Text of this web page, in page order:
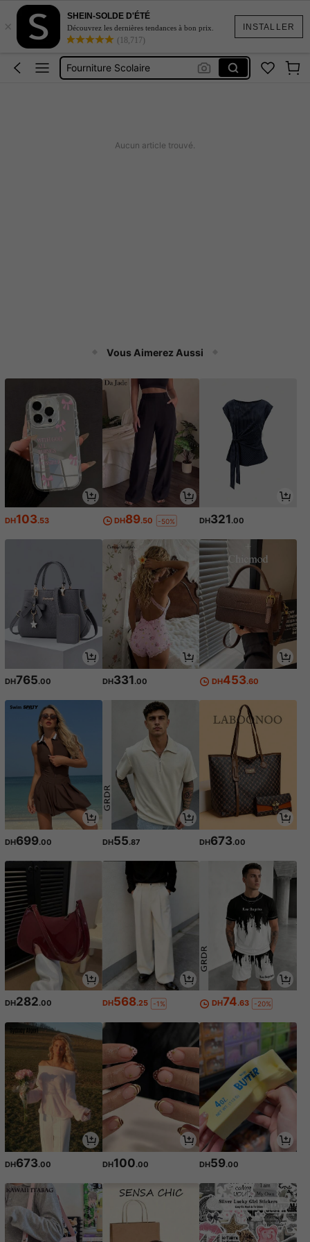
INSTALLER
×
SHEIN-SOLDE D'ÉTÉ
Découvrez les dernières tendances à bon prix.
(18,717)
Trousse à Crayon
School
Fourniture Scolaire
Aucun article trouvé.
Vous Aimerez Aussi
DH103.53 DH89.50 -50% DH321.00
DH765.00 DH331.00 DH453.60
DH699.00 DH55.87 DH673.00
DH282.00 DH568.25 -1% DH74.63 -20%
DH673.00 DH100.00 DH59.00